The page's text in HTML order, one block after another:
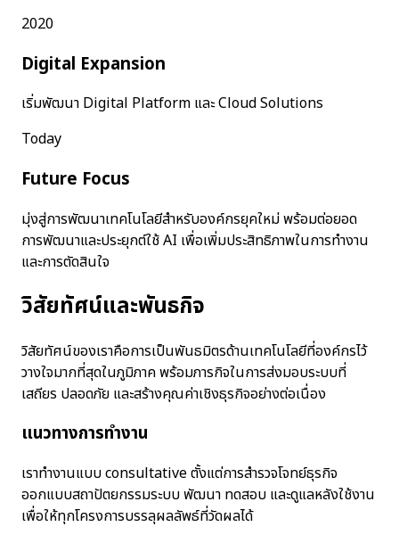
2020
Digital Expansion
เริ่มพัฒนา Digital Platform และ Cloud Solutions
Today
Future Focus
มุ่งสู่การพัฒนาเทคโนโลยีสำหรับองค์กรยุคใหม่ พร้อมต่อยอด
การพัฒนาและประยุกต์ใช้ AI เพื่อเพิ่มประสิทธิภาพในการทำงาน
และการตัดสินใจ
วิสัยทัศน์และพันธกิจ
วิสัยทัศน์ของเราคือการเป็นพันธมิตรด้านเทคโนโลยีที่องค์กรไว้
วางใจมากที่สุดในภูมิภาค พร้อมภารกิจในการส่งมอบระบบที่
เสถียร ปลอดภัย และสร้างคุณค่าเชิงธุรกิจอย่างต่อเนื่อง
แนวทางการทำงาน
เราทำงานแบบ consultative ตั้งแต่การสำรวจโจทย์ธุรกิจ
ออกแบบสถาปัตยกรรมระบบ พัฒนา ทดสอบ และดูแลหลังใช้งาน
เพื่อให้ทุกโครงการบรรลุผลลัพธ์ที่วัดผลได้